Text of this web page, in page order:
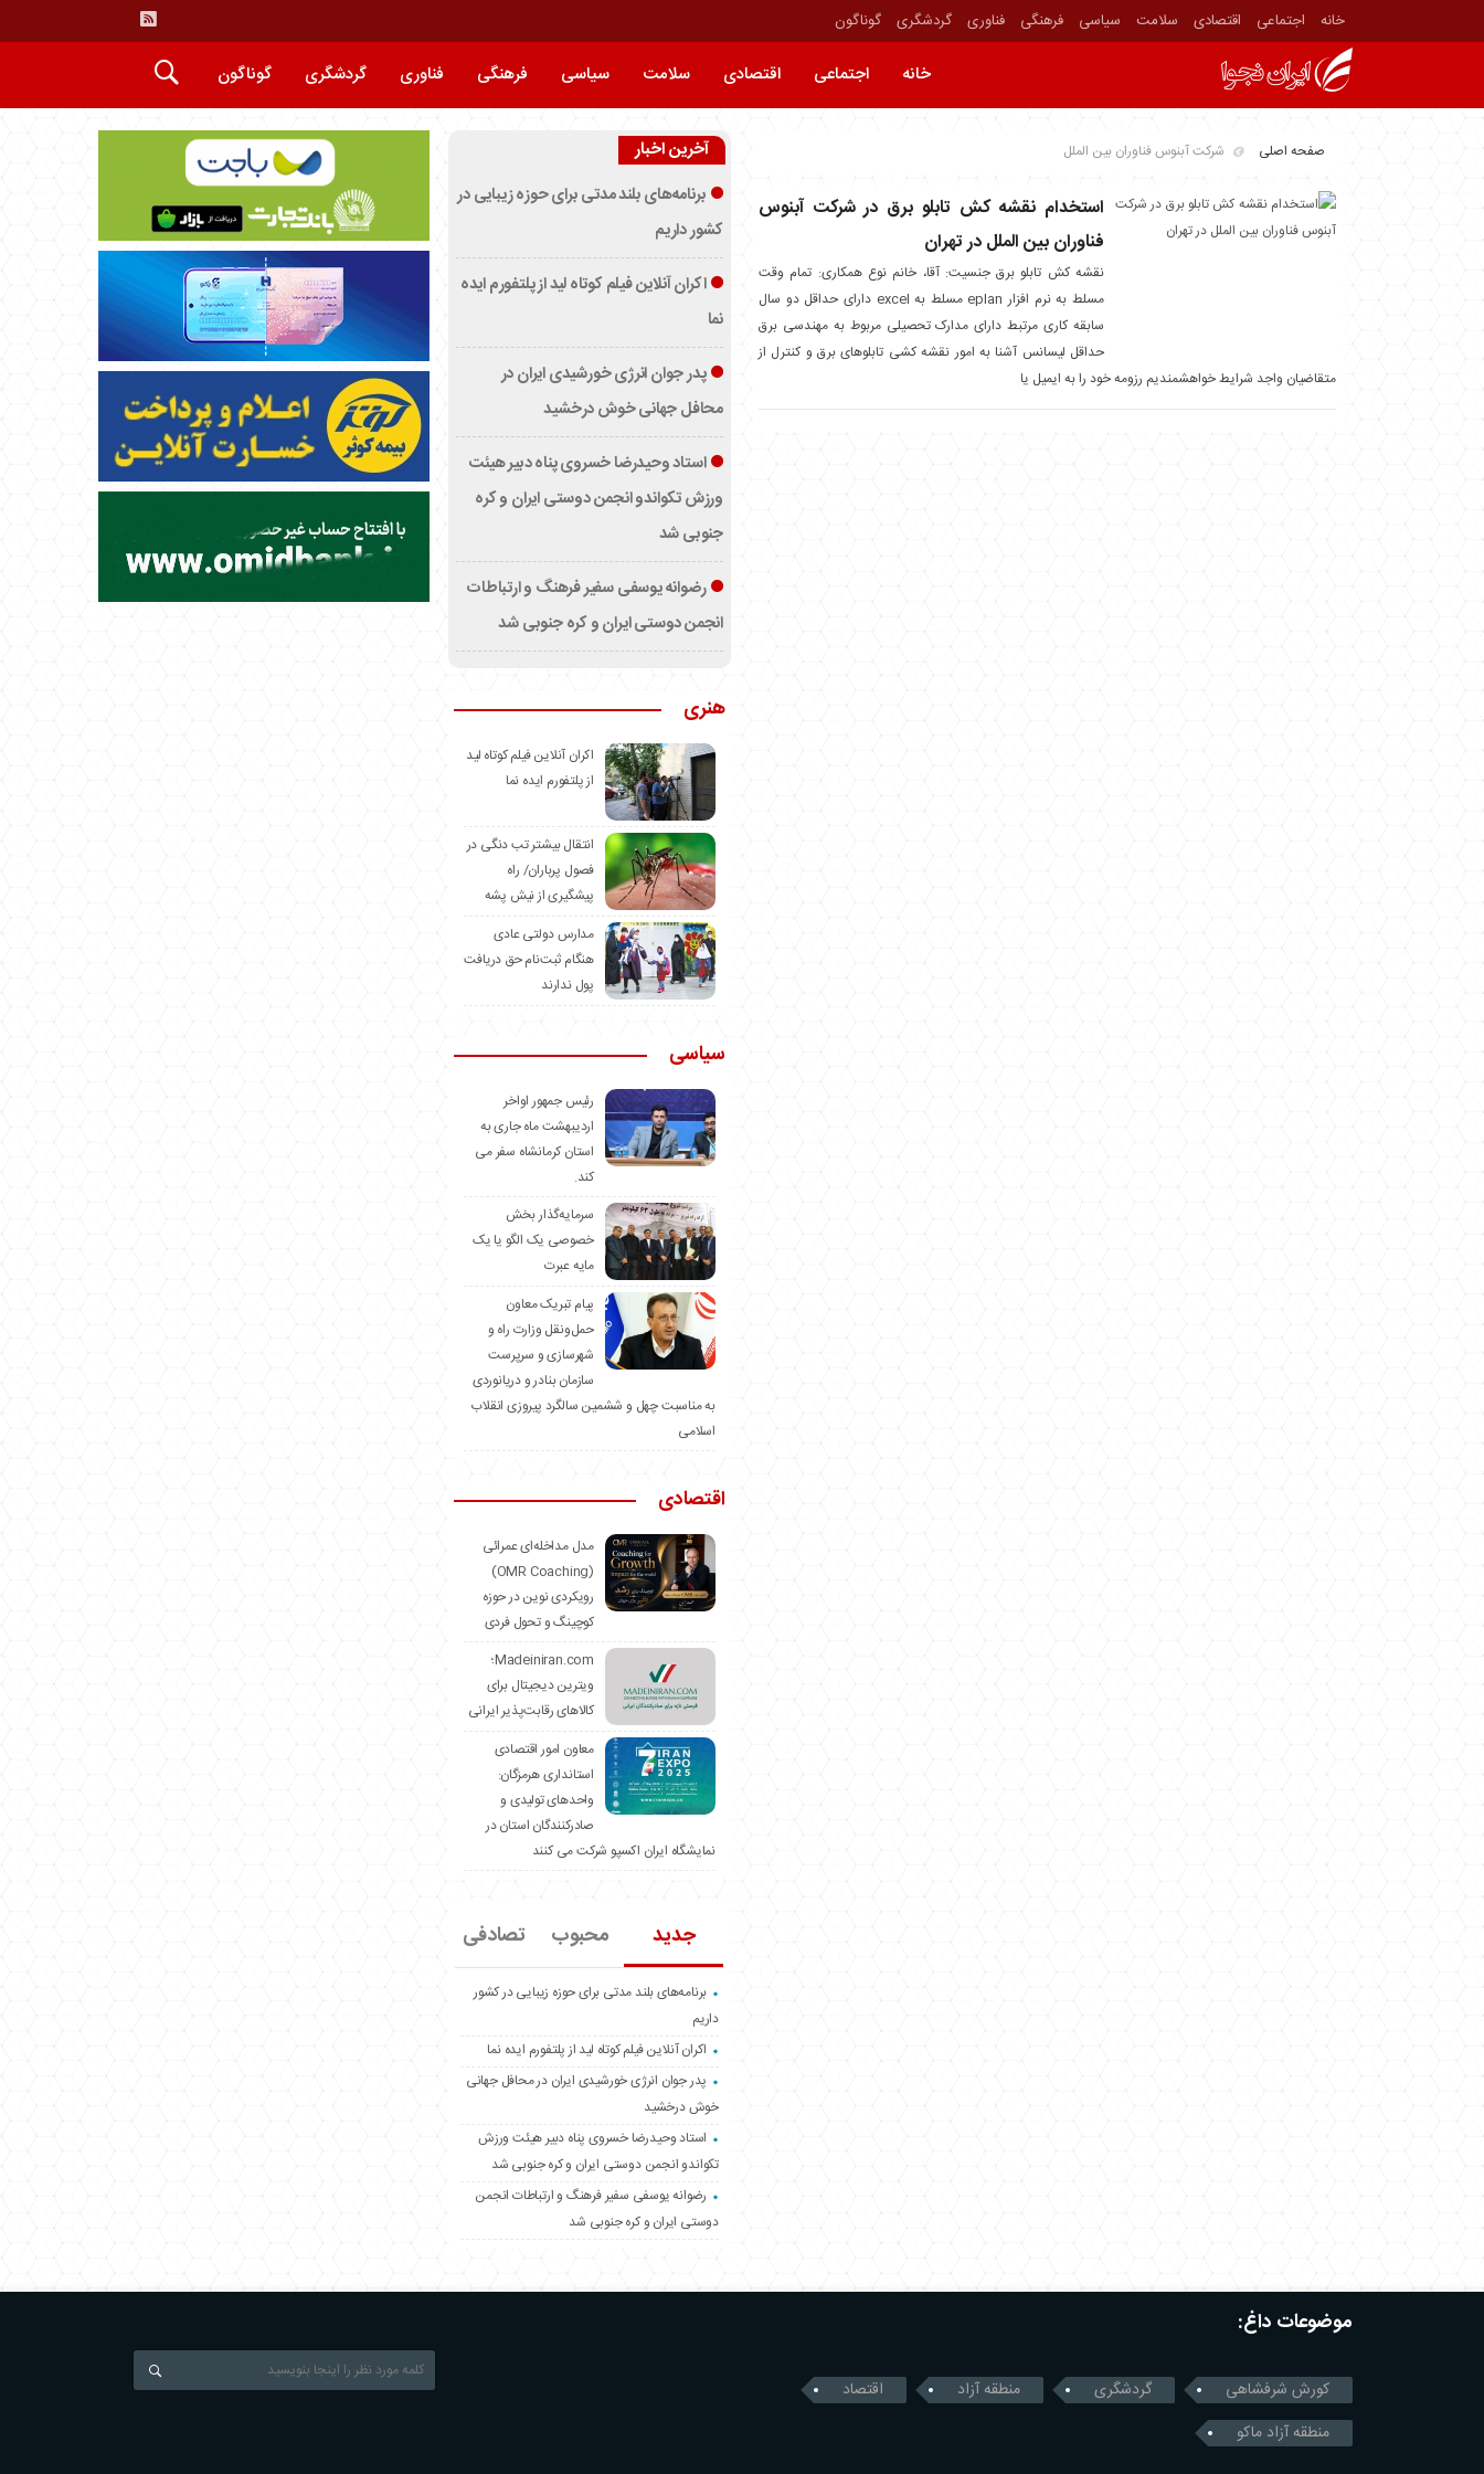
خانه اجتماعی اقتصادی سلامت سیاسی فرهنگی فناوری گردشگری گوناگون
خانه اجتماعی اقتصادی سلامت سیاسی فرهنگی فناوری گردشگری گوناگون
صفحه اصلی شرکت آبنوس فناوران بین الملل
استخدام نقشه کش تابلو برق در شرکت آبنوس
فناوران بین الملل در تهران
نقشه کش تابلو برق جنسیت: آقا، خانم نوع همکاری: تمام وقت
مسلط به نرم افزار eplan مسلط به excel دارای حداقل دو سال
سابقه کاری مرتبط دارای مدارک تحصیلی مربوط به مهندسی برق
حداقل لیسانس آشنا به امور نقشه کشی تابلوهای برق و کنترل از
متقاضیان واجد شرایط خواهشمندیم رزومه خود را به ایمیل یا
آخرین اخبار
برنامه‌های بلند مدتی برای حوزه زیبایی در
کشور داریم
اکران آنلاین فیلم کوتاه لید از پلتفورم ایده
نما
پدر جوان انرژی خورشیدی ایران در
محافل جهانی خوش درخشید
استاد وحیدرضا خسروی پناه دبیر هیئت
ورزش تکواندو انجمن دوستی ایران و کره
جنوبی شد
رضوانه یوسفی سفیر فرهنگ و ارتباطات
انجمن دوستی ایران و کره جنوبی شد
هنری
اکران آنلاین فیلم کوتاه لید
از پلتفورم ایده نما
انتقال بیشتر تب دنگی در
فصول پرباران/ راه
پیشگیری از نیش پشه
مدارس دولتی عادی
هنگام ثبت‌نام حق دریافت
پول ندارند
سیاسی
رئیس جمهور اواخر
اردیبهشت ماه جاری به
استان کرمانشاه سفر می
کند.
سرمایه‌گذار بخش
خصوصی یک الگو یا یک
مایه عبرت
️پیام تبریک معاون
حمل‌ونقل وزارت راه و
شهرسازی و سرپرست
سازمان بنادر و دریانوردی
به مناسبت چهل و ششمین سالگرد پیروزی انقلاب
اسلامی
اقتصادی
مدل مداخله‌ای عمرائی
(OMR Coaching)
رویکردی نوین در حوزه
کوچینگ و تحول فردی
Madeiniran.com؛
ویترین دیجیتال برای
کالاهای رقابت‌پذیر ایرانی
معاون امور اقتصادی
استانداری هرمزگان:
واحدهای تولیدی و
صادرکنندگان استان در
نمایشگاه ایران اکسپو شرکت می کنند
جدید محبوب تصادفی
برنامه‌های بلند مدتی برای حوزه زیبایی در کشور
داریم
اکران آنلاین فیلم کوتاه لید از پلتفورم ایده نما
پدر جوان انرژی خورشیدی ایران در محافل جهانی
خوش درخشید
استاد وحیدرضا خسروی پناه دبیر هیئت ورزش
تکواندو انجمن دوستی ایران و کره جنوبی شد
رضوانه یوسفی سفیر فرهنگ و ارتباطات انجمن
دوستی ایران و کره جنوبی شد
موضوعات داغ:
کورش شرفشاهی گردشگری منطقه آزاد
اقتصاد
منطقه آزاد ماکو